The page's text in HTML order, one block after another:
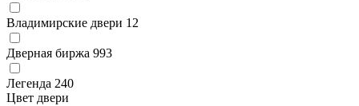
Владимирские двери 12
Дверная биржа 993
Легенда 240
Цвет двери